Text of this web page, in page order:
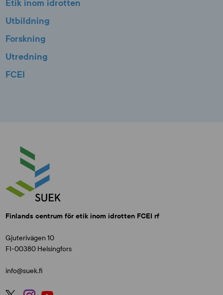
Etik inom idrotten
Utbildning
Forskning
Utredning
FCEI
Finlands centrum för etik inom idrotten FCEI rf
Gjuterivägen 10
FI-00380 Helsingfors
info@suek.fi